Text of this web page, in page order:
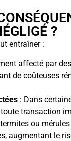
?
entraîner :
affecté par
de coûteuses
: Dans
transaction
ou
augmentant le